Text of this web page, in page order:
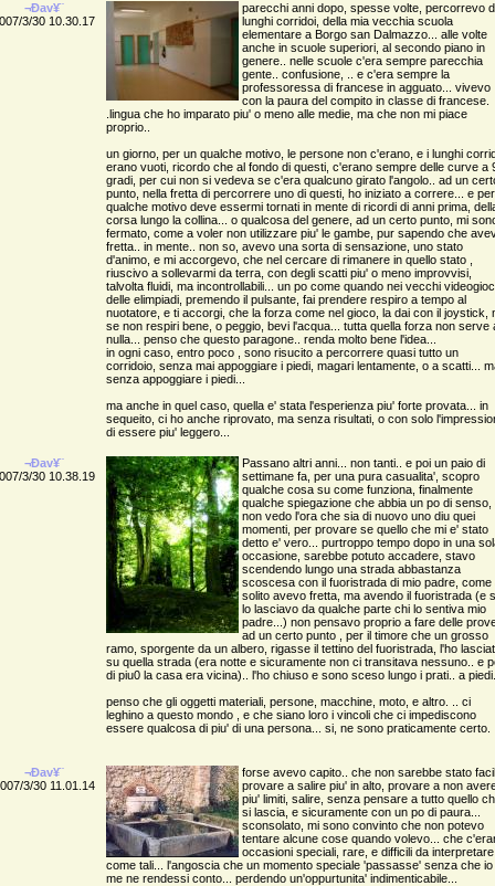
¬Ðav¥¨
3/30 10.30.17
parecchi anni dopo, spesse volte, percorrevo
lunghi corridoi, della mia vecchia scuola
elementare a Borgo san Dalmazzo... alle volte
anche in scuole superiori, al secondo piano in
genere.. nelle scuole c'era sempre parecchia
gente.. confusione, .. e c'era sempre la
professoressa di francese in agguato... vivevo
con la paura del compito in classe di francese.
.lingua che ho imparato piu' o meno alle medie, ma che non mi piace
proprio..
un giorno, per un qualche motivo, le persone non c'erano, e i lunghi
erano vuoti, ricordo che al fondo di questi, c'erano sempre delle curve a
gradi, per cui non si vedeva se c'era qualcuno girato l'angolo.. ad un
punto, nella fretta di percorrere uno di questi, ho iniziato a correre... e per
qualche motivo deve essermi tornati in mente di ricordi di anni prima,
corsa lungo la collina... o qualcosa del genere, ad un certo punto, mi
fermato, come a voler non utilizzare piu' le gambe, pur sapendo che
fretta.. in mente.. non so, avevo una sorta di sensazione, uno stato
d'animo, e mi accorgevo, che nel cercare di rimanere in quello stato ,
riuscivo a sollevarmi da terra, con degli scatti piu' o meno improvvisi,
talvolta fluidi, ma incontrollabili... un po come quando nei vecchi
delle elimpiadi, premendo il pulsante, fai prendere respiro a tempo al
nuotatore, e ti accorgi, che la forza come nel gioco, la dai con il joystick,
se non respiri bene, o peggio, bevi l'acqua... tutta quella forza non serve
nulla... penso che questo paragone.. renda molto bene l'idea...
in ogni caso, entro poco , sono risucito a percorrere quasi tutto un
corridoio, senza mai appoggiare i piedi, magari lentamente, o a scatti...
senza appoggiare i piedi...
ma anche in quel caso, quella e' stata l'esperienza piu' forte provata... in
sequeito, ci ho anche riprovato, ma senza risultati, o con solo
di essere piu' leggero...
¬Ðav¥¨
3/30 10.38.19
Passano altri anni... non tanti.. e poi un paio di
settimane fa, per una pura casualita', scopro
qualche cosa su come funziona, finalmente
qualche spiegazione che abbia un po di senso,
non vedo l'ora che sia di nuovo uno diu quei
momenti, per provare se quello che mi e' stato
detto e' vero... purtroppo tempo dopo in una
occasione, sarebbe potuto accadere, stavo
scendendo lungo una strada abbastanza
scoscesa con il fuoristrada di mio padre, come
solito avevo fretta, ma avendo il fuoristrada (e
lo lasciavo da qualche parte chi lo sentiva mio
padre...) non pensavo proprio a fare delle
ad un certo punto , per il timore che un grosso
ramo, sporgente da un albero, rigasse il tettino del fuoristrada, l'ho
su quella strada (era notte e sicuramente non ci transitava nessuno.. e
di piu0 la casa era vicina).. l'ho chiuso e sono sceso lungo i prati.. a piedi...
penso che gli oggetti materiali, persone, macchine, moto, e altro. .. ci
leghino a questo mondo , e che siano loro i vincoli che ci impediscono
essere qualcosa di piu' di una persona... si, ne sono praticamente certo.
¬Ðav¥¨
3/30 11.01.14
forse avevo capito.. che non sarebbe stato
provare a salire piu' in alto, provare a non
piu' limiti, salire, senza pensare a tutto quello
si lascia, e sicuramente con un po di paura...
sconsolato, mi sono convinto che non potevo
tentare alcune cose quando volevo... che
occasioni speciali, rare, e difficili da interpretare
come tali... l'angoscia che un momento speciale 'passasse' senza che io
me ne rendessi conto... perdendo un'oppurtunita' indimenticabile...